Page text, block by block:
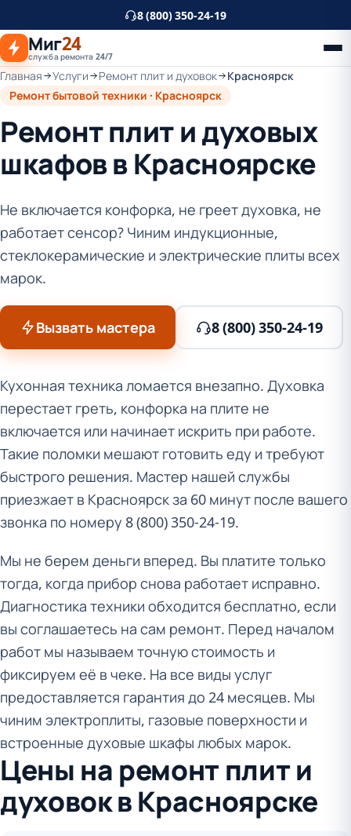
основному
контенту
8 (800) 350-24-19
Миг24
служба ремонта 24/7
Главная Услуги Ремонт плит и духовок
Красноярск
Ремонт бытовой техники · Красноярск
Ремонт плит и духовых
шкафов в Красноярске
Не включается конфорка, не греет духовка, не
работает сенсор? Чиним индукционные,
стеклокерамические и электрические плиты всех
марок.
Вызвать мастера 8 (800) 350-24-19
Кухонная техника ломается внезапно. Духовка
перестает греть, конфорка на плите не
включается или начинает искрить при работе.
Такие поломки мешают готовить еду и требуют
быстрого решения. Мастер нашей службы
приезжает в Красноярск за 60 минут после вашего
звонка по номеру 8 (800) 350-24-19.
Мы не берем деньги вперед. Вы платите только
тогда, когда прибор снова работает исправно.
Диагностика техники обходится бесплатно, если
вы соглашаетесь на сам ремонт. Перед началом
работ мы называем точную стоимость и
фиксируем её в чеке. На все виды услуг
предоставляется гарантия до 24 месяцев. Мы
чиним электроплиты, газовые поверхности и
встроенные духовые шкафы любых марок.
Цены на ремонт плит и
духовок в Красноярске